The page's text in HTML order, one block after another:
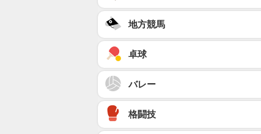
地方競馬
卓球
バレー
格闘技